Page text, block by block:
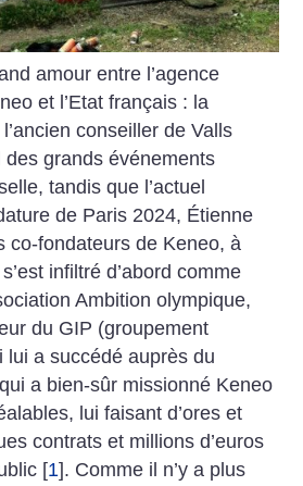
amour entre l’agence
et l’Etat français : la
conseiller de Valls
des grands événements
tandis que l’actuel
de Paris 2024, Étienne
co-fondateurs de Keneo, à
infiltré d’abord comme
Ambition olympique,
du GIP (groupement
lui a succédé auprès du
a bien-sûr missionné Keneo
lui faisant d’ores et
contrats et millions d’euros
[1]. Comme il n’y a plus